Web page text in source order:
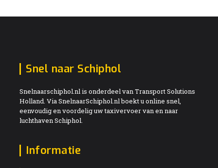
Snel naar Schiphol
Snelnaarschiphol.nl is onderdeel van Transport Solutions
Holland. Via SnelnaarSchiphol.nl boekt u online snel,
eenvoudig en voordelig uw taxivervoer van en naar
luchthaven Schiphol.
Informatie